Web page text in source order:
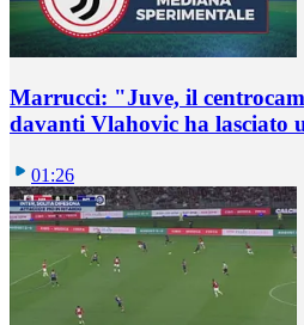
Marrucci: "Juve, il
davanti Vlahovic ha lasciato
01:26